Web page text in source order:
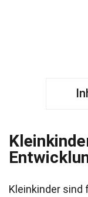
Kleinkinder sind